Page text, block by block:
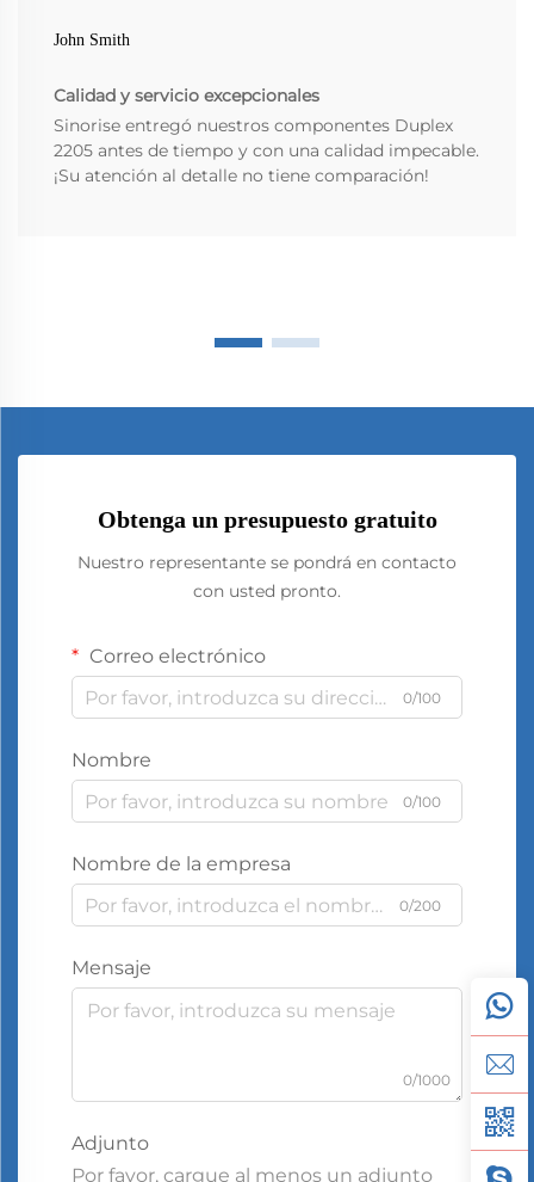
John Smith
Calidad y servicio excepcionales
Sinorise entregó nuestros componentes Duplex
2205 antes de tiempo y con una calidad impecable.
¡Su atención al detalle no tiene comparación!
Obtenga un presupuesto gratuito
Nuestro representante se pondrá en contacto
con usted pronto.
Correo electrónico
0/100
Nombre
0/100
Nombre de la empresa
0/200
Mensaje
0/1000
Adjunto
Por favor, cargue al menos un adjunto